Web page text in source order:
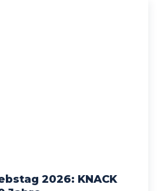
2026: KNACK